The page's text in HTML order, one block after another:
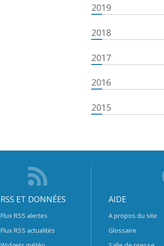
2019
2018
2017
2016
2015
RSS ET DONNÉES
Flux RSS alertes
Flux RSS actualités
AIDE
A propos du site
Glossaire